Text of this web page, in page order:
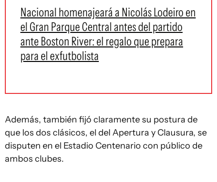
Nacional homenajeará a Nicolás Lodeiro en
el Gran Parque Central antes del partido
ante Boston River: el regalo que prepara
para el exfutbolista
Además, también fijó claramente su postura de
que los dos clásicos, el del Apertura y Clausura, se
disputen en el Estadio Centenario con público de
ambos clubes.